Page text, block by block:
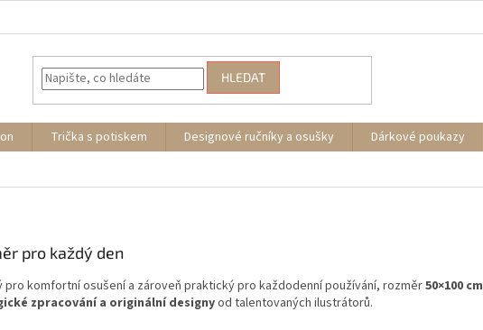
HLEDAT
Trička s potiskem Designové ručníky a osušky Dárkové poukazy
pro každý den
komfortní osušení a zároveň praktický pro každodenní používání, rozměr50×100 cm
zpracování a originální designyod talentovaných ilustrátorů.